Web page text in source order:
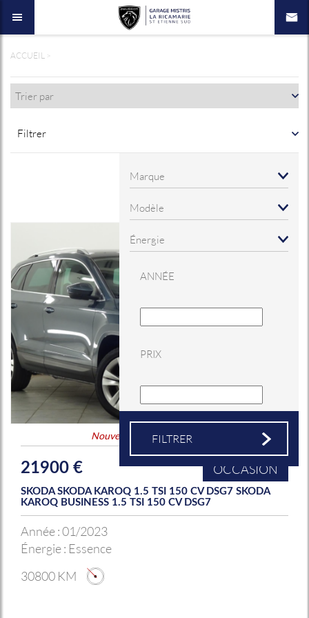
ACCUEIL
Filtrer
ANNÉE
PRIX
Nouveauté Coup de coeur
21900 € OCCASION
SKODA SKODA KAROQ 1.5 TSI 150 CV DSG7 SKODA
KAROQ BUSINESS 1.5 TSI 150 CV DSG7
Année :01/2023
Énergie : Essence
30800 KM